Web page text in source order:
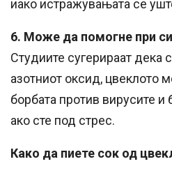
иако истражувањата се
6. Може да помогне при
Студиите сугерираат дека
азотниот оксид, цвеклото
борбата против вирусите и
ако сте под стрес.
Како да пиете сок од